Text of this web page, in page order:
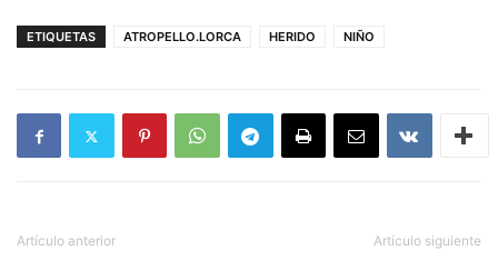
ETIQUETAS ATROPELLO.LORCA HERIDO NIÑO
Artículo anterior Artículo siguiente